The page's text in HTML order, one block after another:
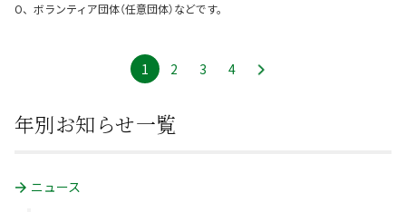
O、ボランティア団体（任意団体）などです。
1 ペ
ジ
2 3 4
年別お知らせ一覧
ニュース